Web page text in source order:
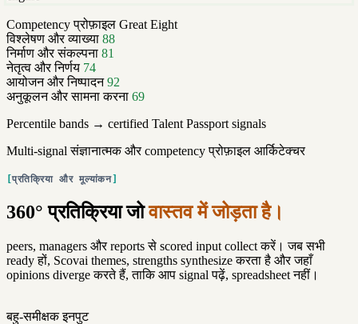
Competency प्रोफ़ाइल Great Eight
विश्लेषण और व्याख्या 88
निर्माण और संकल्पना 81
नेतृत्व और निर्णय 74
आयोजन और निष्पादन 92
अनुकूलन और सामना करना 69
Percentile bands → certified Talent Passport signals
Multi-signal संज्ञानात्मक और competency प्रोफ़ाइल आर्किटेक्चर
प्रतिक्रिया और मूल्यांकन
360° प्रतिक्रिया जोवास्तव में जोड़ता है।
peers, managers और reports से scored input collect करें। जब सभी
ready हों, Scovai themes, strengths synthesize करता है और जहाँ
opinions diverge करते हैं, ताकि आप signal पढ़ें, spreadsheet नहीं।
बहु-समीक्षक इनपुट